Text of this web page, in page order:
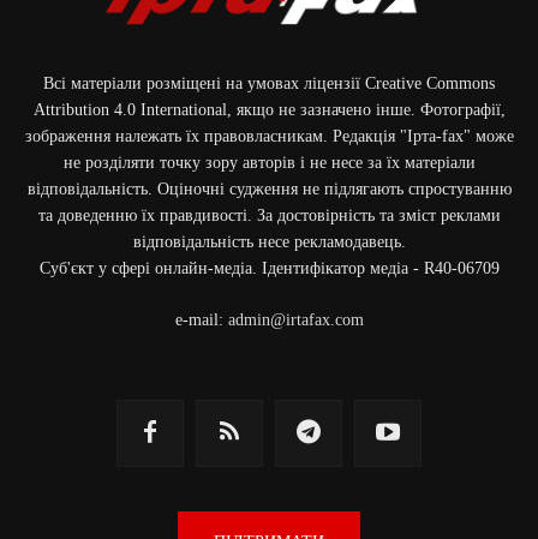
Всі матеріали розміщені на умовах ліцензії Creative Commons
Attribution 4.0 International, якщо не зазначено інше. Фотографії,
зображення належать їх правовласникам. Редакція "Ірта-fax" може
не розділяти точку зору авторів і не несе за їх матеріали
відповідальність. Оціночні судження не підлягають спростуванню
та доведенню їх правдивості. За достовірність та зміст реклами
відповідальність несе рекламодавець.
Cуб'єкт у сфері онлайн-медіа. Ідентифікатор медіа - R40-06709
e-mail: admin@irtafax.com